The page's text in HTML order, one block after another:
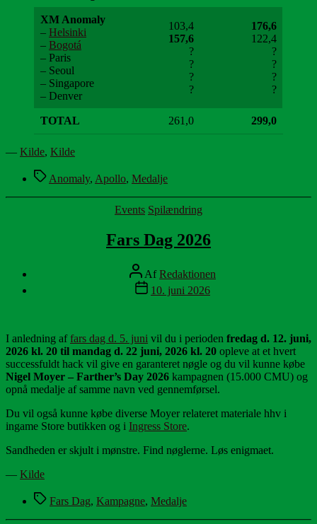
XM Anomaly
– Helsinki
– Bogotá
– Paris
– Seoul
– Singapore
– Denver
103,4
157,6
?
?
?
?
176,6
122,4
?
?
?
?
TOTAL 261,0 299,0
— Kilde, Kilde
TagsAnomaly, Apollo, Medalje
Kategorier
Events Spilændring
Fars Dag 2026
Indlægsforfatter
AfRedaktionen
Indlægsdato
10. juni 2026
I anledning affars dag d. 5. juni vil du i perioden fredag d. 12. juni,
2026 kl. 20 til mandag d. 22 juni, 2026 kl. 20 opleve at et hvert
successfuldt hack vil give en garanteret nøgle og du vil kunne købe
Nigel Moyer – Farther’s Day 2026 kampagnen (15.000 CMU) og
opnå medalje af samme navn ved gennemførsel.
Du vil også kunne købe diverse Moyer relateret materiale hhv i
ingame Store butikken og i Ingress Store.
Sandheden er skjult i mønstre. Find nøglerne. Løs enigmaet.
— Kilde
TagsFars Dag, Kampagne, Medalje